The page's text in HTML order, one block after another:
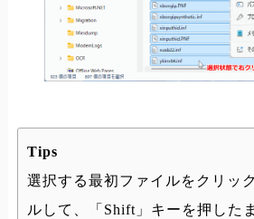
Tips
選択する最初ファイルをクリッ
ルして、「Shift」キーを押した